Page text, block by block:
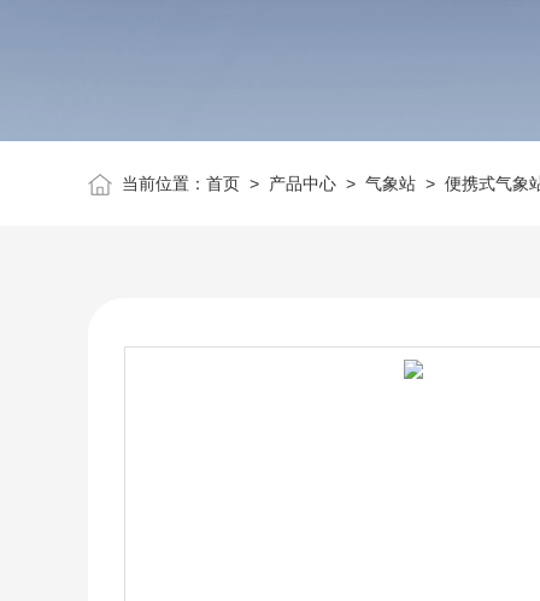
当前位置： 首页> 产品中心> 气象站> 便携式气象